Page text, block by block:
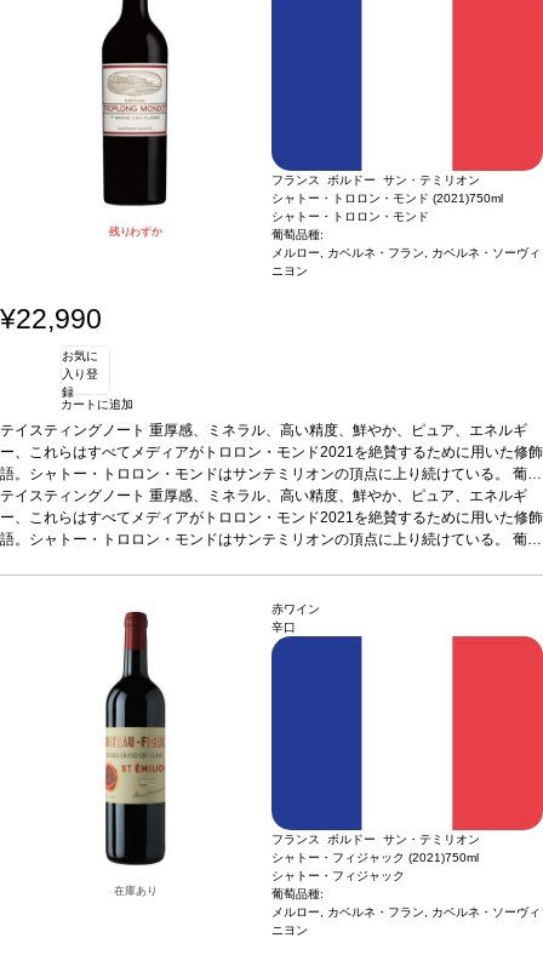
つバランスのとれた2021は、非常にクオリティが高く、素晴らしい熟成のポテンシ
葡萄品種
残りわずか
フランス ボルドー サン・テミリオン
シャトー・トロロン・モンド (2021)750ml
シャトー・トロロン・モンド
葡萄品種:
メルロー, カベルネ・フラン, カベルネ・ソーヴィ
ニヨン
¥22,990
お気に
入り登
録
カートに追加
テイスティングノート 重厚感、ミネラル、高い精度、鮮やか、ピュア、エネルギ
ー、これらはすべてメディアがトロロン・モンド2021を絶賛するために用いた修飾
語。シャトー・トロロン・モンドはサンテミリオンの頂点に上り続けている。 葡萄
品種85% メルロー、13% カベルネ・ソーヴィニヨン、2% カベルネ・フラン
テイスティングノート 重厚感、ミネラル、高い精度、鮮やか、ピュア、エネルギ
ー、これらはすべてメディアがトロロン・モンド2021を絶賛するために用いた修飾
語。シャトー・トロロン・モンドはサンテミリオンの頂点に上り続けている。 葡萄
在庫あり
赤ワイン
辛口
フランス ボルドー サン・テミリオン
シャトー・フィジャック (2021)750ml
シャトー・フィジャック
葡萄品種:
メルロー, カベルネ・フラン, カベルネ・ソーヴィ
ニヨン